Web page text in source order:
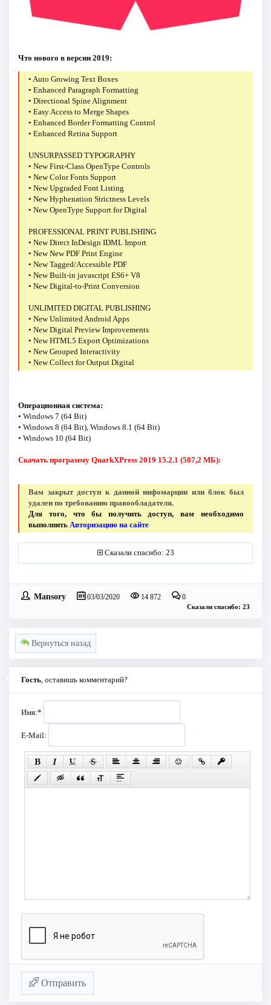
Что нового в версии 2019:
• Auto Growing Text Boxes
• Enhanced Paragraph Formatting
• Directional Spine Alignment
• Easy Access to Merge Shapes
• Enhanced Border Formatting Control
• Enhanced Retina Support
UNSURPASSED TYPOGRAPHY
• New First-Class OpenType Controls
• New Color Fonts Support
• New Upgraded Font Listing
• New Hyphenation Strictness Levels
• New OpenType Support for Digital
PROFESSIONAL PRINT PUBLISHING
• New Direct InDesign IDML Import
• New New PDF Print Engine
• New Tagged/Accessible PDF
• New Built-in jаvascript ES6+ V8
• New Digital-to-Print Conversion
UNLIMITED DIGITAL PUBLISHING
• New Unlimited Android Apps
• New Digital Preview Improvements
• New HTML5 Export Optimizations
• New Grouped Interactivity
• New Collect for Output Digital
Операционная система:
• Windows 7 (64 Bit)
• Windows 8 (64 Bit), Windows 8.1 (64 Bit)
• Windows 10 (64 Bit)
Скачать программу QuarkXPress 2019 15.2.1 (587,2 МБ):
Вам закрыт доступ к данной инфомарции или блок был
удален по требованию правообладателя.
Для того, что бы получить доступ, вам необходимо
выполнить Авторизацию на сайте
Сказали спасибо: 23
Mansory 03/03/2020 14 872 0
Сказали спасибо: 23
Вернуться назад
Гость, оставишь комментарий?
Имя:*
E-Mail:
Отправить